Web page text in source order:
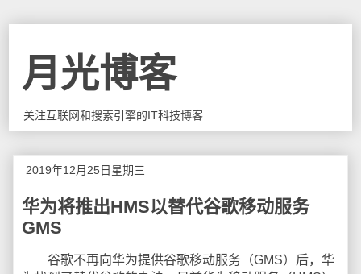
月光博客
关注互联网和搜索引擎的IT科技博客
2019年12月25日星期三
华为将推出HMS以替代谷歌移动服务
GMS
谷歌不再向华为提供谷歌移动服务（GMS）后，华